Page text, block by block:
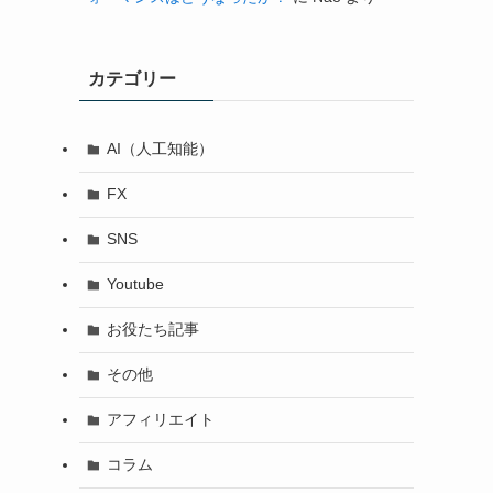
カテゴリー
AI（人工知能）
FX
SNS
Youtube
お役たち記事
その他
アフィリエイト
コラム